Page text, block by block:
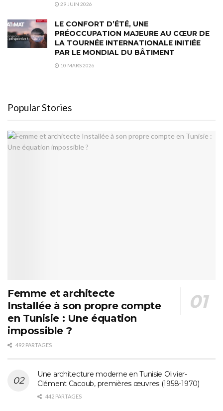
29 JUIN 2026
LE CONFORT D’ÉTÉ, UNE
PRÉOCCUPATION MAJEURE AU CŒUR DE
LA TOURNÉE INTERNATIONALE INITIÉE
PAR LE MONDIAL DU BÂTIMENT
10 MARS 2026
Popular Stories
Femme et architecte
Installée à son propre compte
en Tunisie : Une équation
impossible ?
492 PARTAGES
Une architecture moderne en Tunisie Olivier-
Clément Cacoub, premières œuvres (1958-1970)
442 PARTAGES